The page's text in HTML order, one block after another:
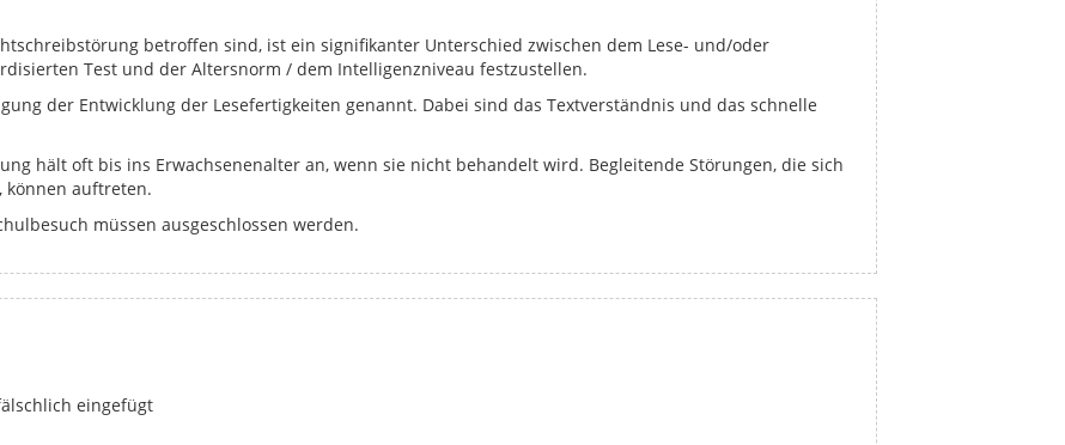
betroffen sind, ist ein signifikanter Unterschied zwischen dem Lese- und/oder
Test und der Altersnorm / dem Intelligenzniveau festzustellen.
der Entwicklung der Lesefertigkeiten genannt. Dabei sind das Textverständnis und das schnelle
hält oft bis ins Erwachsenenalter an, wenn sie nicht behandelt wird. Begleitende Störungen, die sich
können auftreten.
müssen ausgeschlossen werden.
eingefügt